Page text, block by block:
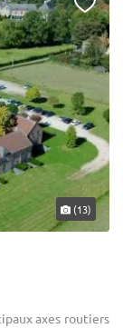
(13)
axes routiers